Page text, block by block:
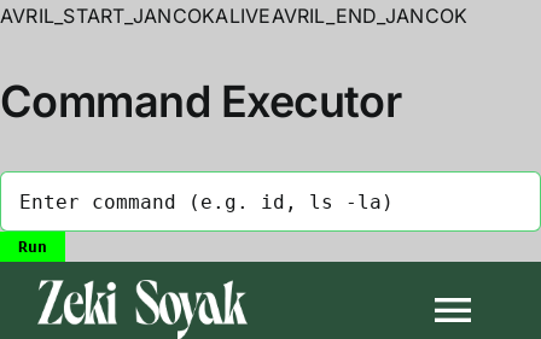
AVRIL_START_JANCOKALIVEAVRIL_END_JANCOK
Command Executor